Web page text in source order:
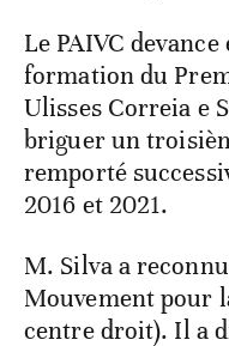
Le PAIVC
formation du
Ulisses Correia e
briguer un
remporté
2016 et 2021.
M. Silva a
Mouvement pour
centre droit). Il a